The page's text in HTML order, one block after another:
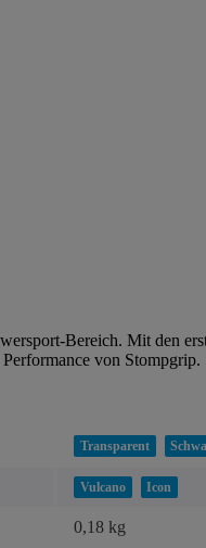
Bereich. Mit den
von Stompgrip.
Transparent
Vulcano Icon
0,18 kg